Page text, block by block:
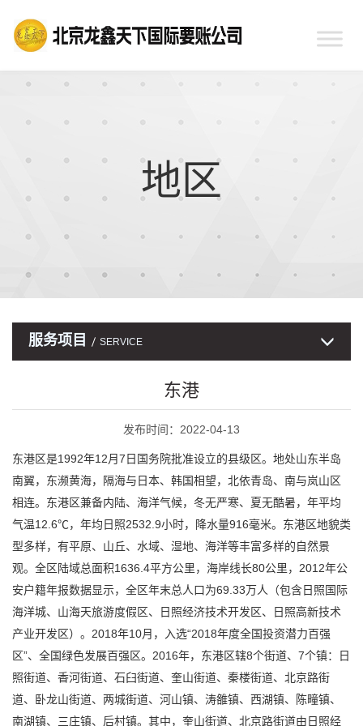
地区
服务项目 SERVICE
东港
发布时间：2022-04-13
东港区是1992年12月7日国务院批准设立的县级区。地处山东半岛
南翼，东濒黄海，隔海与日本、韩国相望，北依青岛、南与岚山区
相连。东港区兼备内陆、海洋气候，冬无严寒、夏无酷暑，年平均
气温12.6℃，年均日照2532.9小时，降水量916毫米。东港区地貌类
型多样，有平原、山丘、水域、湿地、海洋等丰富多样的自然景
观。全区陆域总面积1636.4平方公里，海岸线长80公里，2012年公
安户籍年报数据显示，全区年末总人口为69.33万人（包含日照国际
海洋城、山海天旅游度假区、日照经济技术开发区、日照高新技术
产业开发区）。2018年10月，入选“2018年度全国投资潜力百强
区”、全国绿色发展百强区。2016年，东港区辖8个街道、7个镇：日
照街道、香河街道、石臼街道、奎山街道、秦楼街道、北京路街
道、卧龙山街道、两城街道、河山镇、涛雒镇、西湖镇、陈疃镇、
南湖镇、三庄镇、后村镇。其中，奎山街道、北京路街道由日照经